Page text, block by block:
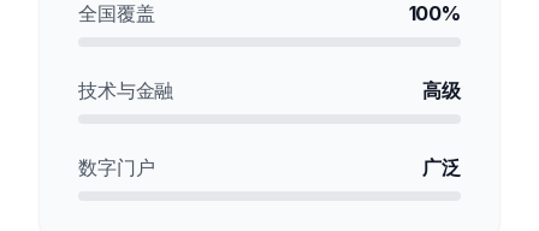
全国覆盖 100%
技术与金融 高级
数字门户 广泛